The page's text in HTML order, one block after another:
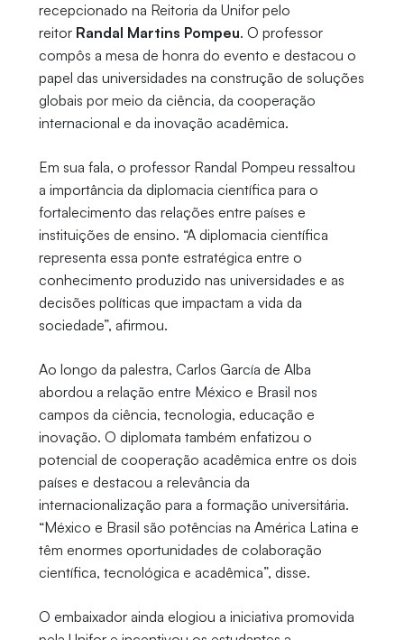
recepcionado na Reitoria da Unifor pelo
reitor Randal Martins Pompeu. O professor
compôs a mesa de honra do evento e destacou o
papel das universidades na construção de soluções
globais por meio da ciência, da cooperação
internacional e da inovação acadêmica.
Em sua fala, o professor Randal Pompeu ressaltou
a importância da diplomacia científica para o
fortalecimento das relações entre países e
instituições de ensino. “A diplomacia científica
representa essa ponte estratégica entre o
conhecimento produzido nas universidades e as
decisões políticas que impactam a vida da
sociedade”, afirmou.
Ao longo da palestra, Carlos García de Alba
abordou a relação entre México e Brasil nos
campos da ciência, tecnologia, educação e
inovação. O diplomata também enfatizou o
potencial de cooperação acadêmica entre os dois
países e destacou a relevância da
internacionalização para a formação universitária.
“México e Brasil são potências na América Latina e
têm enormes oportunidades de colaboração
científica, tecnológica e acadêmica”, disse.
O embaixador ainda elogiou a iniciativa promovida